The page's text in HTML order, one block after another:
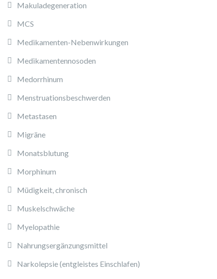
Makuladegeneration
MCS
Medikamenten-Nebenwirkungen
Medikamentennosoden
Medorrhinum
Menstruationsbeschwerden
Metastasen
Migräne
Monatsblutung
Morphinum
Müdigkeit, chronisch
Muskelschwäche
Myelopathie
Nahrungsergänzungsmittel
Narkolepsie (entgleistes Einschlafen)